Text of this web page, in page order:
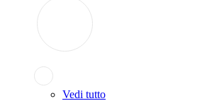
Vedi tutto